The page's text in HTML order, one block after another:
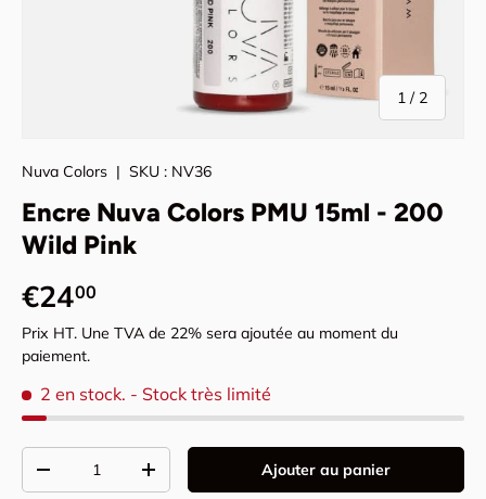
1 / de
2
Nuva Colors | SKU : NV36
Encre Nuva Colors PMU 15ml - 200
Wild Pink
Prix habituel
€2400
Prix HT. Une TVA de 22% sera ajoutée au moment du
paiement.
2 en stock. - Stock très limité
Diminuer la quantitéAugmenter la quantitéAjouter au panier